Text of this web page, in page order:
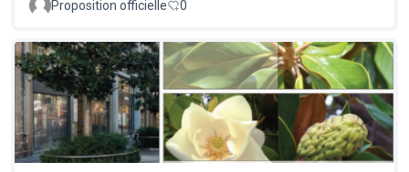
Proposition officielle 0